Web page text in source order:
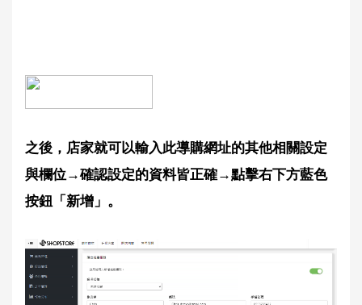
之後，店家就可以輸入此導購網址的其他相關設定
與欄位→確認設定的資料皆正確→點擊右下方藍色
按鈕「新增」。